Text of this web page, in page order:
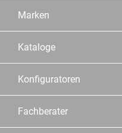
Marken
Kataloge
Konfiguratoren
Fachberater